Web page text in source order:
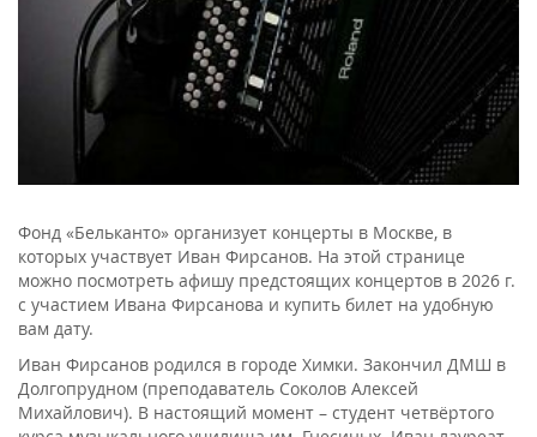
Фонд «Бельканто» организует концерты в Москве, в
которых участвует Иван Фирсанов. На этой странице
можно посмотреть афишу предстоящих концертов в 2026 г.
с участием Ивана Фирсанова и купить билет на удобную
вам дату.
Иван Фирсанов родился в городе Химки. Закончил ДМШ в
Долгопрудном (преподаватель Соколов Алексей
Михайлович). В настоящий момент – студент четвёртого